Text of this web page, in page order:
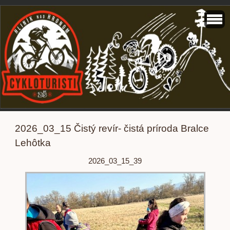
2026_03_15 Čistý revír- čistá príroda Bralce
Lehôtka
2026_03_15_39